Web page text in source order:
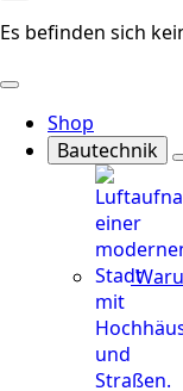
Es befinden sich
Shop
Bautechnik